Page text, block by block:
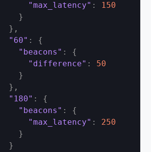
"max_latency" :
150
}
} ,
"60" :
{
"beacons" :
{
"difference" :
50
}
} ,
"180" :
{
"beacons" :
{
"max_latency" :
250
}
}